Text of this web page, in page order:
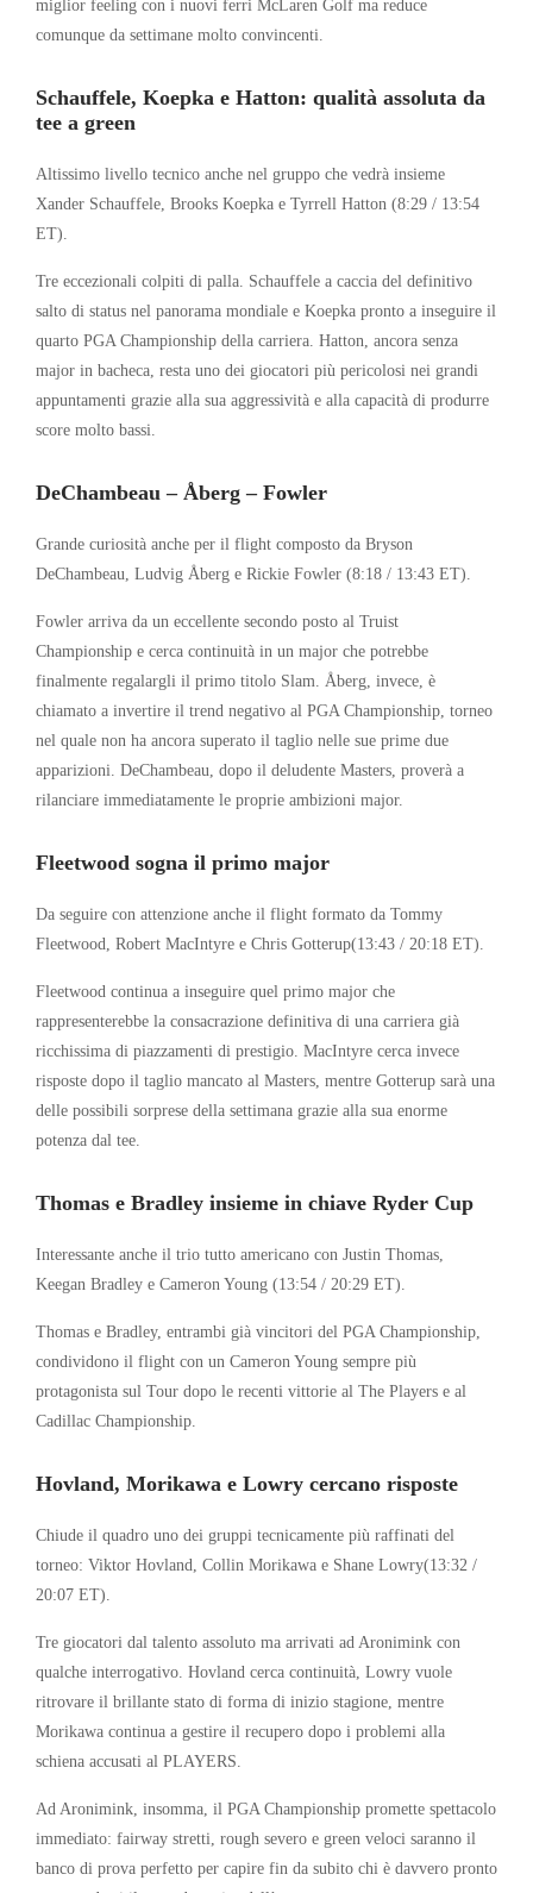
miglior feeling con i nuovi ferri McLaren Golf ma reduce
comunque da settimane molto convincenti.
Schauffele, Koepka e Hatton: qualità assoluta da
tee a green
Altissimo livello tecnico anche nel gruppo che vedrà insieme
Xander Schauffele Brooks Koepka e Tyrrell Hatton (8:29 / 13:54
ET).
Tre eccezionali colpiti di palla. Schauffele a caccia del definitivo
salto di status nel panorama mondiale e Koepka pronto a inseguire il
quarto PGA Championship della carriera. Hatton, ancora senza
major in bacheca, resta uno dei giocatori più pericolosi nei grandi
appuntamenti grazie alla sua aggressività e alla capacità di produrre
score molto bassi.
DeChambeau – Åberg – Fowler
Grande curiosità anche per il flight composto da Bryson
DeChambeau Ludvig Åberg e Rickie Fowler (8:18 / 13:43 ET).
Fowler arriva da un eccellente secondo posto al Truist
Championship e cerca continuità in un major che potrebbe
finalmente regalargli il primo titolo Slam. Åberg, invece, è
chiamato a invertire il trend negativo al PGA Championship, torneo
nel quale non ha ancora superato il taglio nelle sue prime due
apparizioni. DeChambeau, dopo il deludente Masters, proverà a
rilanciare immediatamente le proprie ambizioni major.
Fleetwood sogna il primo major
Da seguire con attenzione anche il flight formato da Tommy
Fleetwood Robert MacIntyre e Chris Gotterup(13:43 / 20:18 ET).
Fleetwood continua a inseguire quel primo major che
rappresenterebbe la consacrazione definitiva di una carriera già
ricchissima di piazzamenti di prestigio. MacIntyre cerca invece
risposte dopo il taglio mancato al Masters, mentre Gotterup sarà una
delle possibili sorprese della settimana grazie alla sua enorme
potenza dal tee.
Thomas e Bradley insieme in chiave Ryder Cup
Interessante anche il trio tutto americano con Justin Thomas
Keegan Bradley e Cameron Young (13:54 / 20:29 ET).
Thomas e Bradley, entrambi già vincitori del PGA Championship,
condividono il flight con un Cameron Young sempre più
protagonista sul Tour dopo le recenti vittorie al The Players e al
Cadillac Championship.
Hovland, Morikawa e Lowry cercano risposte
Chiude il quadro uno dei gruppi tecnicamente più raffinati del
torneo: Viktor Hovland Collin Morikawa e Shane Lowry(13:32 /
20:07 ET).
Tre giocatori dal talento assoluto ma arrivati ad Aronimink con
qualche interrogativo. Hovland cerca continuità, Lowry vuole
ritrovare il brillante stato di forma di inizio stagione, mentre
Morikawa continua a gestire il recupero dopo i problemi alla
schiena accusati al PLAYERS.
Ad Aronimink, insomma, il PGA Championship promette spettacolo
immediato: fairway stretti, rough severo e green veloci saranno il
banco di prova perfetto per capire fin da subito chi è davvero pronto